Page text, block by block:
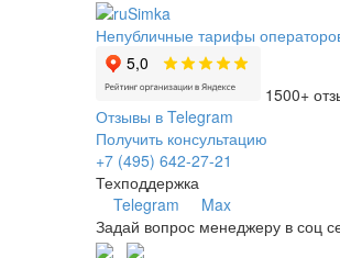
Непубличные тарифы
1500+
Отзывы в Telegram
Получить консультацию
+7 (495) 642-27-21
Техподдержка
Telegram
Max
Задай вопрос менеджеру в соц